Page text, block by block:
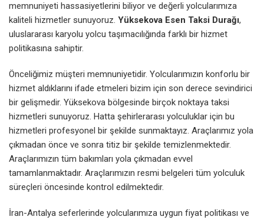
memnuniyeti hassasiyetlerini biliyor ve değerli yolcularımıza
kaliteli hizmetler sunuyoruz. Yüksekova Esen Taksi Durağı,
uluslararası karyolu yolcu taşımacılığında farklı bir hizmet
politikasına sahiptir.
Önceliğimiz müşteri memnuniyetidir. Yolcularımızın konforlu bir
hizmet aldıklarını ifade etmeleri bizim için son derece sevindirici
bir gelişmedir. Yüksekova bölgesinde birçok noktaya taksi
hizmetleri sunuyoruz. Hatta şehirlerarası yolculuklar için bu
hizmetleri profesyonel bir şekilde sunmaktayız. Araçlarımız yola
çıkmadan önce ve sonra titiz bir şekilde temizlenmektedir.
Araçlarımızın tüm bakımları yola çıkmadan evvel
tamamlanmaktadır. Araçlarımızın resmi belgeleri tüm yolculuk
süreçleri öncesinde kontrol edilmektedir.
İran-Antalya seferlerinde yolcularımıza uygun fiyat politikası ve